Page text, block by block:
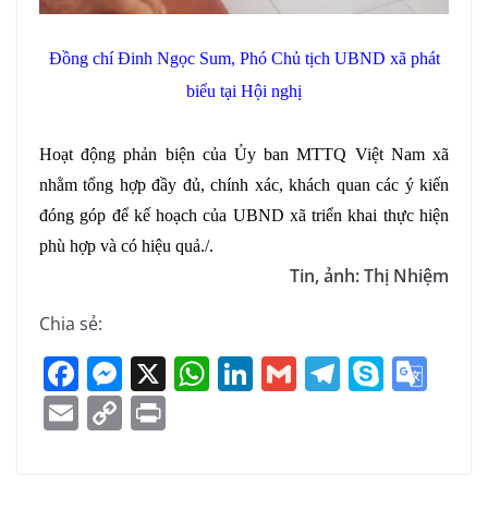
Đồng chí Đinh Ngọc Sum, Phó Chủ tịch UBND xã phát
biểu tại Hội nghị
Hoạt động phản biện của Ủy ban MTTQ Việt Nam xã
nhằm tổng hợp đầy đủ, chính xác, khách quan các ý kiến
đóng góp để kế hoạch của UBND xã triển khai thực hiện
phù hợp và có hiệu quả./.
Tin, ảnh: Thị Nhiệm
Chia sẻ:
F
a
c
M
e
ss
X W
h
Li
n
G
m
T
el
S
k
E
m
C
o